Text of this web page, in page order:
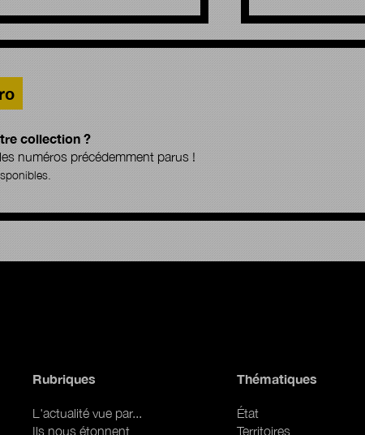
collection ?
numéros précédemment parus !
Rubriques
L'actualité vue par...
Ils nous étonnent
Thématiques
État
Territoires